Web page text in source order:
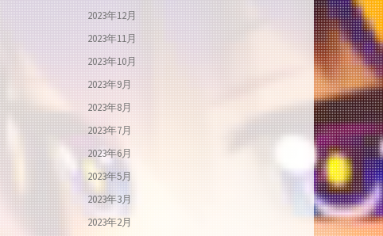
2023年12月
2023年11月
2023年10月
2023年9月
2023年8月
2023年7月
2023年6月
2023年5月
2023年3月
2023年2月